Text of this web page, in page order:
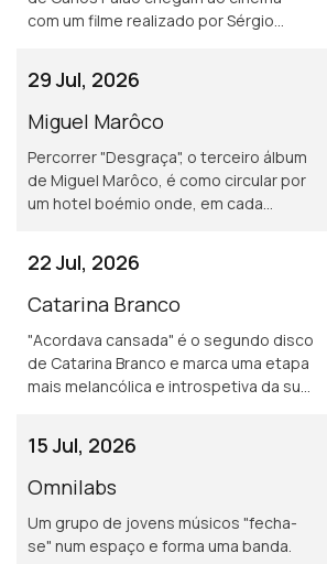
com um filme realizado por Sérgio
29 Jul, 2026
Miguel Marôco
Percorrer "Desgraça", o terceiro álbum
de Miguel Marôco, é como circular por
um hotel boémio onde, em cada
necessariamente de dar certo.
22 Jul, 2026
Catarina Branco
"Acordava cansada" é o segundo disco
de Catarina Branco e marca uma etapa
mais melancólica e introspetiva da sua
15 Jul, 2026
Omnilabs
Um grupo de jovens músicos "fecha-
se" num espaço e forma uma banda.